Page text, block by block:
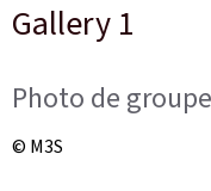
Gallery 1
Photo de groupe
© M3S